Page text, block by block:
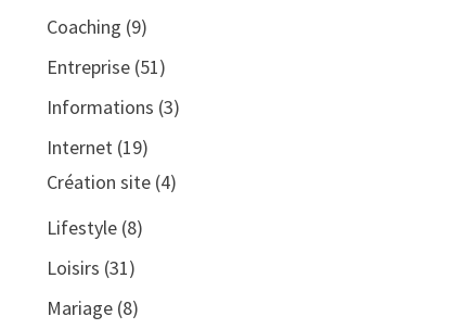
Coaching (9)
Entreprise(51)
Informations (3)
Internet(19)
Création site(4)
Lifestyle(8)
Loisirs (31)
Mariage(8)